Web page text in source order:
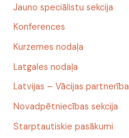
Jauno speciālistu sekcija
Konferences
Kurzemes nodaļa
Latgales nodaļa
Latvijas – Vācijas partnerība
Novadpētniecības sekcija
Starptautiskie pasākumi